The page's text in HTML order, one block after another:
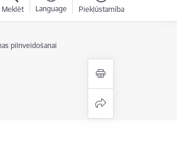
Meklēt Language Piekļūstamība
pilnveidošanai